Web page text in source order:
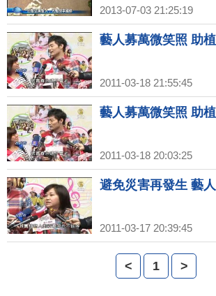
2013-07-03 21:25:19
藝人募萬微笑照 助
2011-03-18 21:55:45
藝人募萬微笑照 助
2011-03-18 20:03:25
避免災害再發生 藝
2011-03-17 20:39:45
< 1 >